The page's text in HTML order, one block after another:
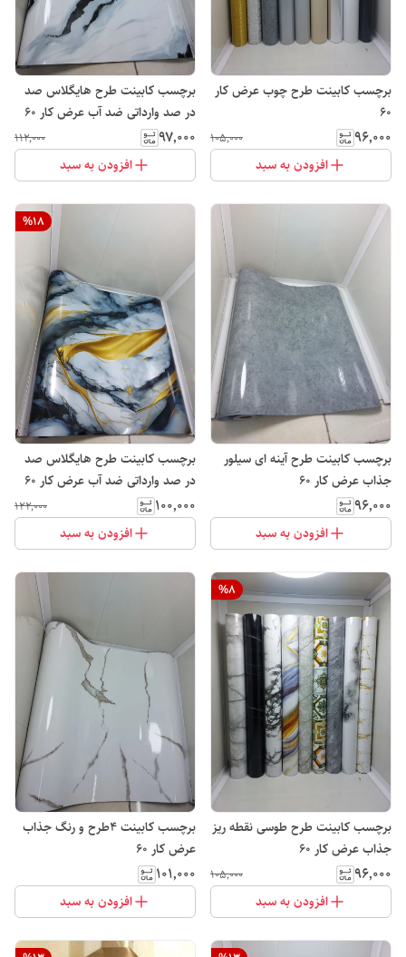
برچسب کابینت طرح چوب عرض کار
۶۰
۹۶٬۰۰۰ ۱۰۵٬۰۰۰
افزودن به سبد
برچسب کابینت طرح هایگلاس صد
در صد وارداتی ضد آب عرض کار ۶۰
۹۷٬۰۰۰ ۱۱۲٬۰۰۰
افزودن به سبد
برچسب کابینت طرح آینه ای سیلور
جذاب عرض کار ۶۰
۹۶٬۰۰۰
افزودن به سبد
%18
برچسب کابینت طرح هایگلاس صد
در صد وارداتی ضد آب عرض کار ۶۰
۱۰۰٬۰۰۰ ۱۲۲٬۰۰۰
افزودن به سبد
%8
برچسب کابینت طرح طوسی نقطه ریز
جذاب عرض کار ۶۰
۹۶٬۰۰۰ ۱۰۵٬۰۰۰
افزودن به سبد
برچسب کابینت 4طرح و رنگ جذاب
عرض کار 60
۱۰۱٬۰۰۰
افزودن به سبد